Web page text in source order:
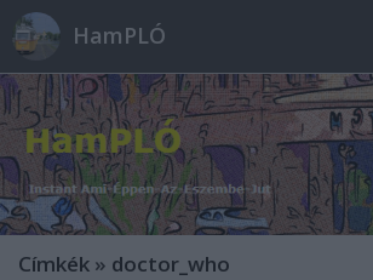
HamPLÓ
Címkék » doctor_who